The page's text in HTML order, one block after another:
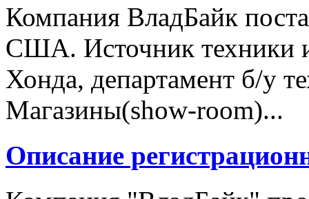
Компания ВладБайк
США. Источник техники
Хонда, департамент б/у
Магазины(show-room)...
Описание